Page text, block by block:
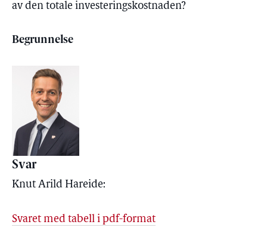
av den totale investeringskostnaden?
Begrunnelse
Svar
Knut Arild Hareide:
Svaret med tabell i pdf-format